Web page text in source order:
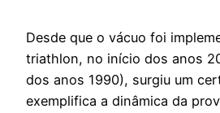
Desde que o vácuo foi
triathlon, no início dos anos
dos anos 1990), surgiu um
exemplifica a dinâmica da